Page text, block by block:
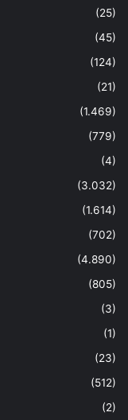
(25)
(45)
(124)
(21)
(1.469)
(779)
(4)
(3.032)
(1.614)
(702)
(4.890)
(805)
(3)
(1)
(23)
(512)
(2)